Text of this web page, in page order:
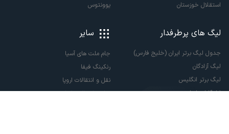
استقلال خوزستان
یوونتوس
لیگ های پرطرفدار
جدول لیگ برتر ایران (خلیج فارس)
لیگ آزادگان
لیگ برتر انگلیس
لالیگا اسپانیا
سایر
جام ملت های آسیا
رنکینگ فیفا
نقل و انتقالات اروپا
نقل و انتقالات ایران